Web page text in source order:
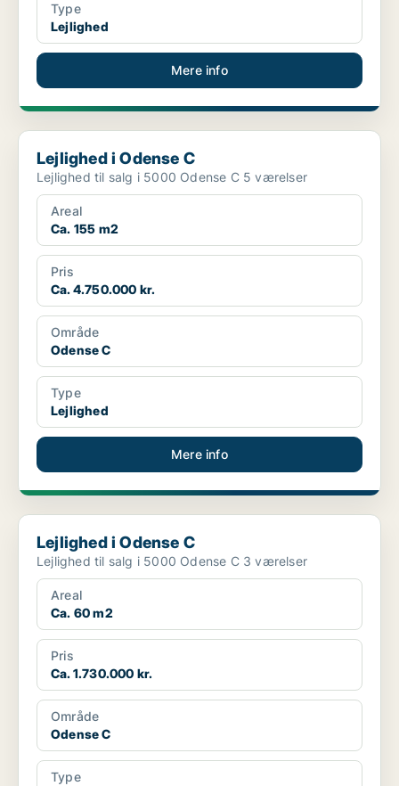
Type
Lejlighed
Mere info
Lejlighed i Odense C
Lejlighed i Odense C
Lejlighed til salg i 5000 Odense C 5 værelser
Areal
Ca. 155 m2
Pris
Ca. 4.750.000 kr.
Område
Odense C
Type
Lejlighed
Mere info
Lejlighed i Odense C
Lejlighed i Odense C
Lejlighed til salg i 5000 Odense C 3 værelser
Areal
Ca. 60 m2
Pris
Ca. 1.730.000 kr.
Område
Odense C
Type